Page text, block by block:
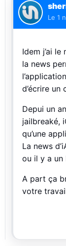
Le 1
Idem j’ai
la news
d’écrire un
Depui un
jailbreaké,
qu’une
La news
ou il y a un
A part ça
votre